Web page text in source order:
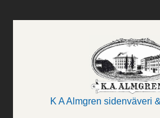
K A Almgren sidenväveri